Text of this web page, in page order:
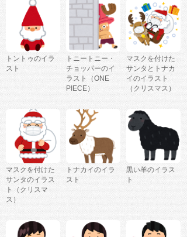
トントゥのイラ
スト
トニートニー・
チョッパーのイ
ラスト（ONE
PIECE）
マスクを付けた
サンタとトナカ
イのイラスト
（クリスマス）
マスクを付けた
サンタのイラス
ト（クリスマ
ス）
トナカイのイラ
スト
黒い羊のイラス
ト